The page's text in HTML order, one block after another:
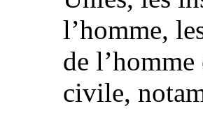
l’homme,
de
civile,